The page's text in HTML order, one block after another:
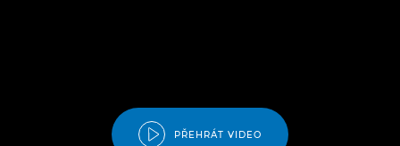
PŘEHRÁT VIDEO